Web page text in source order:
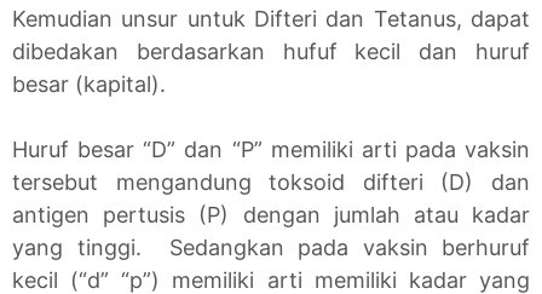
Kemudian unsur untuk Difteri dan Tetanus, dapat
dibedakan berdasarkan hufuf kecil dan huruf
besar (kapital).
Huruf besar “D” dan “P” memiliki arti pada vaksin
tersebut mengandung toksoid difteri (D) dan
antigen pertusis (P) dengan jumlah atau kadar
yang tinggi. Sedangkan pada vaksin berhuruf
kecil (“d” “p”) memiliki arti memiliki kadar yang